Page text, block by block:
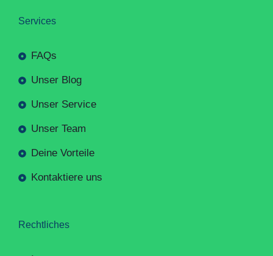
Services
FAQs
Unser Blog
Unser Service
Unser Team
Deine Vorteile
Kontaktiere uns
Rechtliches